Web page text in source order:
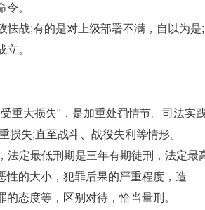
。
战;有的是对上级部署不满，自以为是;
。
重大损失"，是加重处罚情节。司法实
失;直至战斗、战役失利等情形。
定最低刑期是三年有期徒刑，法定最
性的大小，犯罪后果的严重程度，造
态度等，区别对待，恰当量刑。